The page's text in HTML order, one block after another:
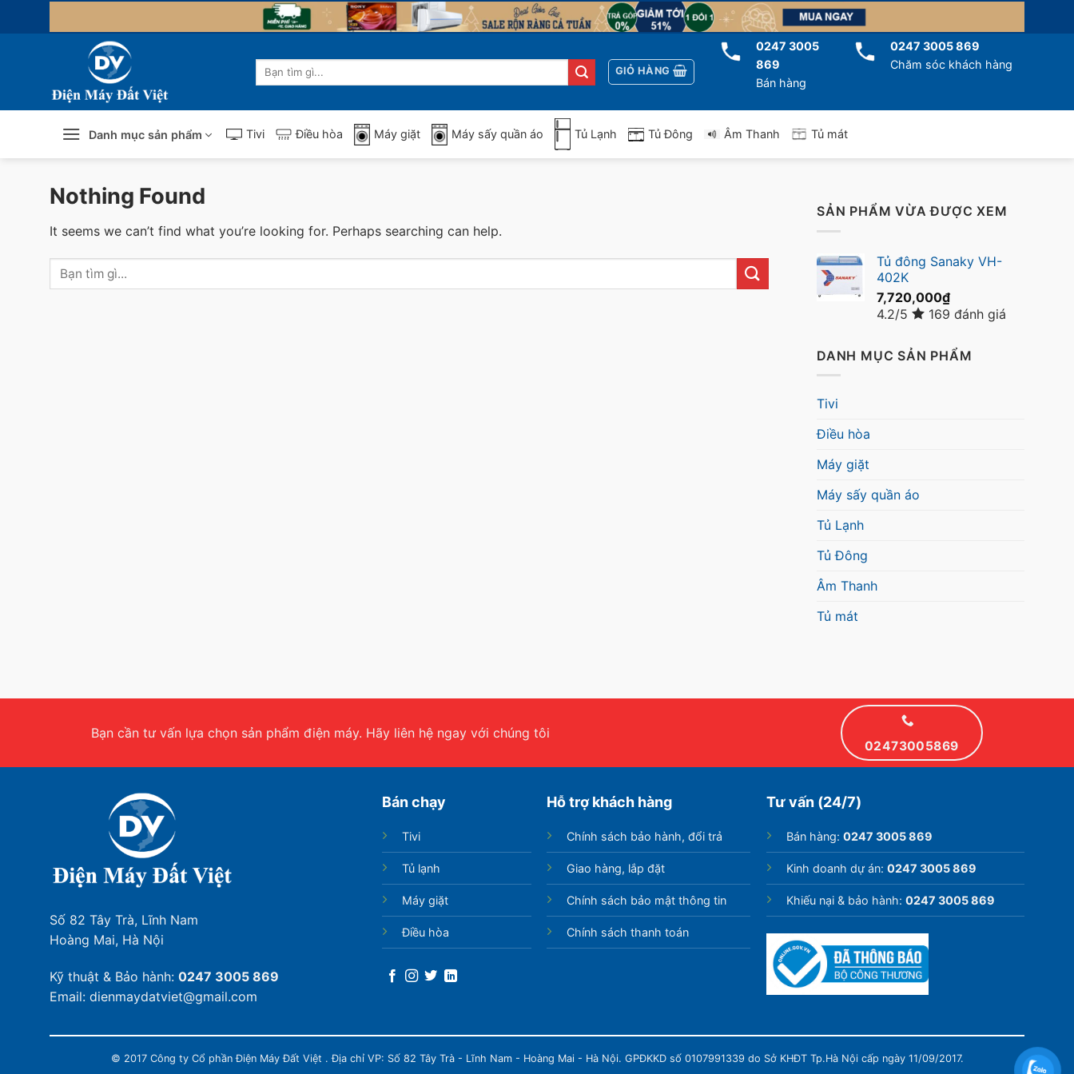
Tìm
kiếm:
GIỎ HÀNG
0247 3005
869
Bán hàng
0247 3005 869
Chăm sóc khách hàng
Danh mục sản phẩm Tivi Điều hòa Máy giặt Máy sấy quần áo Tủ Lạnh Tủ Đông Âm Thanh Tủ mát
Nothing Found
It seems we can’t find what you’re looking for. Perhaps searching can help.
SẢN PHẨM VỪA ĐƯỢC XEM
Tủ đông Sanaky VH-
402K
7,720,000₫
4.2/5
169 đánh giá
DANH MỤC SẢN PHẨM
Tivi
Điều hòa
Máy giặt
Máy sấy quần áo
Tủ Lạnh
Tủ Đông
Âm Thanh
Tủ mát
Bạn cần tư vấn lựa chọn sản phẩm điện máy. Hãy liên hệ ngay với chúng tôi
02473005869
Số 82 Tây Trà, Lĩnh Nam
Hoàng Mai, Hà Nội
Kỹ thuật & Bảo hành: 0247 3005 869
Email: dienmaydatviet@gmail.com
Bán chạy
Tivi
Tủ lạnh
Máy giặt
Điều hòa
Hỗ trợ khách hàng
Chính sách bảo hành, đổi trả
Giao hàng, lắp đặt
Chính sách bảo mật thông tin
Chính sách thanh toán
Tư vấn (24/7)
Bán hàng: 0247 3005 869
Kinh doanh dự án: 0247 3005 869
Khiếu nại & bảo hành: 0247 3005 869
© 2017 Công ty Cổ phần Điện Máy Đất Việt . Địa chỉ VP: Số 82 Tây Trà - Lĩnh Nam - Hoàng Mai - Hà Nội. GPĐKKD số 0107991339 do Sở KHĐT Tp.Hà Nội cấp ngày 11/09/2017.